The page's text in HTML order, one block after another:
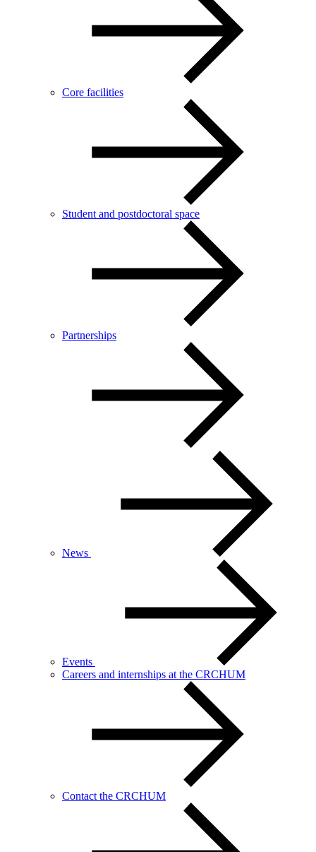
Core facilities
Student and postdoctoral space
Partnerships
News
Events
Careers and internships at the CRCHUM
Contact the CRCHUM